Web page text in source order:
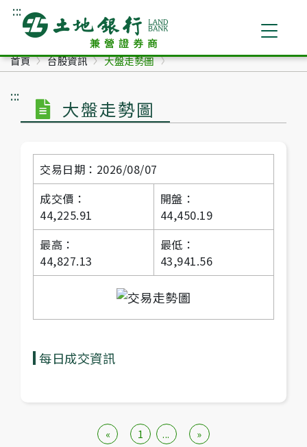
跳到主要內容
:::土地銀行兼營證券商
首頁 台股資訊 大盤走勢圖
:::
大盤走勢圖
交易日期：2026/08/07
成交價：
44,225.91
開盤：
44,450.19
最高：
44,827.13
最低：
43,941.56
每日成交資訊
« 1 ... »